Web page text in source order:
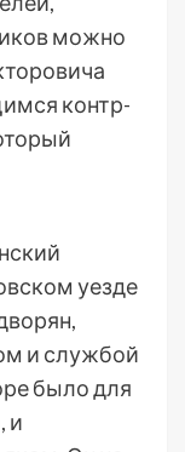
можно
контр-
уезде
и службой
было для
и